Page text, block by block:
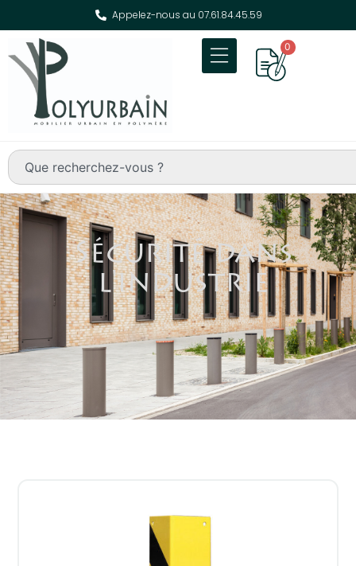
Appelez-nous au 07.61.84.45.59
0
Sécurité dans
l'industrie